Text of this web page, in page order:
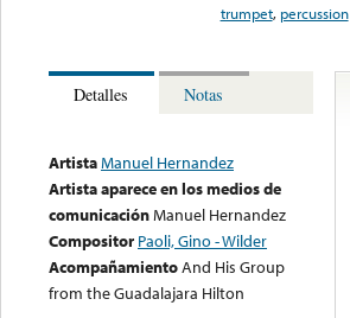
trumpet, percussion
Detalles Notas
ArtistaManuel Hernandez
Artista aparece en los medios de
comunicaciónManuel Hernandez
Compositor Paoli, Gino - Wilder
AcompañamientoAnd His Group
from the Guadalajara Hilton